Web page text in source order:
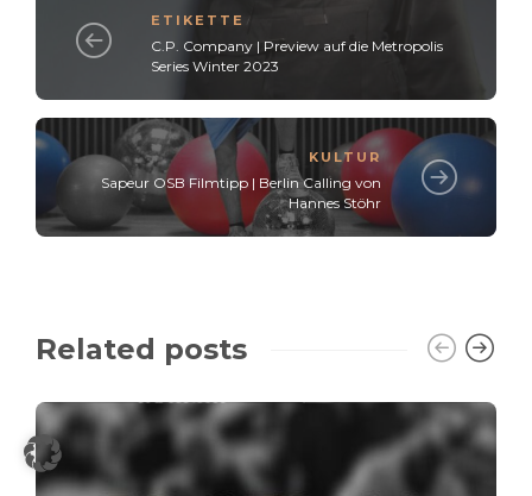
ETIKETTE
C.P. Company | Preview auf die Metropolis
Series Winter 2023
KULTUR
Sapeur OSB Filmtipp | Berlin Calling von
Hannes Stöhr
Related posts